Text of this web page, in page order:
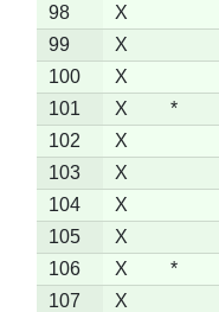
98 X
99
X
100
X
101
X *
102
X
103
X
104
X
105
X
106
X *
107
X